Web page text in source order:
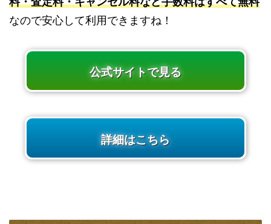
なので安心して利用できますね！
公式サイトで見る
詳細はこちら